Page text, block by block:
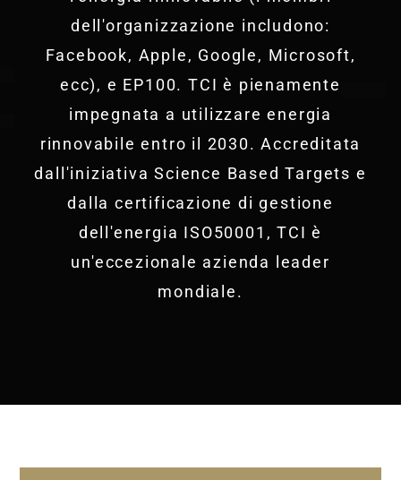
dell'organizzazione includono:
Facebook, Apple, Google, Microsoft,
ecc), e EP100. TCI è pienamente
impegnata a utilizzare energia
rinnovabile entro il 2030. Accreditata
dall'iniziativa Science Based Targets e
dalla certificazione di gestione
dell'energia ISO50001, TCI è
un'eccezionale azienda leader
mondiale.